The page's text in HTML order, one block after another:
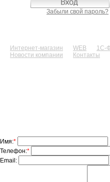
Забыли свой пароль?
Интернет-магазин WEB 1С-
Новости компании
Контакты
Имя:*
Телефон:*
Email: